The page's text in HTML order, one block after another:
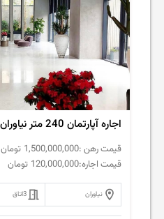
اجاره آپارتمان 240 متر نیاوران تراس سرتاسری
قیمت رهن :1,500,000,000 تومان
قیمت اجاره:120,000,000 تومان
نیاوران 3اتاق